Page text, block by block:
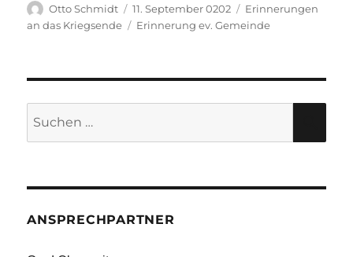
Autor
Otto Schmidt
Veröffentlicht
am
11. September 0202 Kategorien
Erinnerungen
an das Kriegsende
Schlagwörter
Erinnerung ev. Gemeinde
ANSPRECHPARTNER